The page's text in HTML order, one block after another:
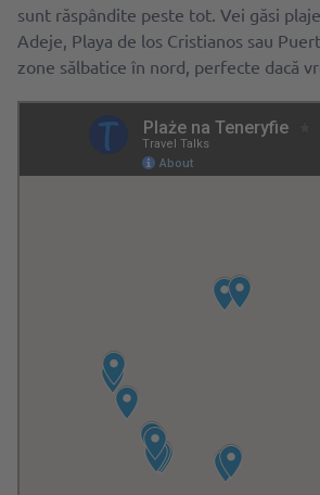
sunt răspândite peste tot. Vei găsi
Adeje, Playa de los Cristianos sau
zone sălbatice în nord, perfecte dacă